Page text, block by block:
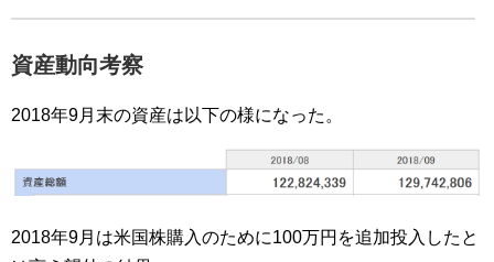
資産動向考察
2018年9月末の資産は以下の様になった。
2018年9月は米国株購入のために100万円を追加投入したと